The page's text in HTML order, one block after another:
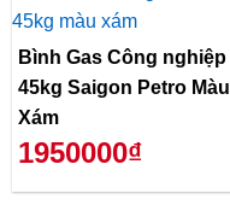
Bình Gas Công nghiệp
45kg Saigon Petro Màu
Xám
1950000₫